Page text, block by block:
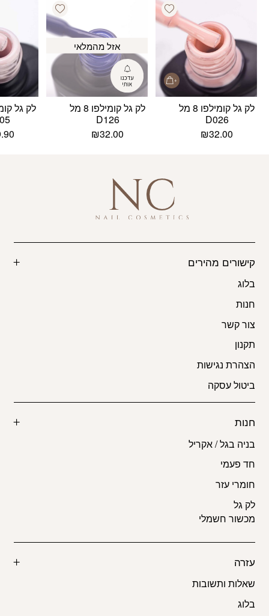
Add wishlist
לק גל קומילפו 8 מל
D026
₪32.00
Add wishlist
אזל מהמלאי
לק גל קומילפו 8 מל
D126
₪32.00
קישורים מהירים
בלוג
חנות
צור קשר
תקנון
הצהרת נגישות
ביטול עסקה
חנות
בניה בגל / אקריל
חד פעמי
חומרי עזר
לק גל
מכשור חשמלי
עזרה
שאלות ותשובות
בלוג